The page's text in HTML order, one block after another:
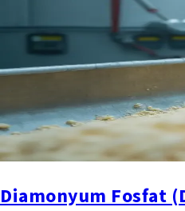
Diamonyum Fosfat